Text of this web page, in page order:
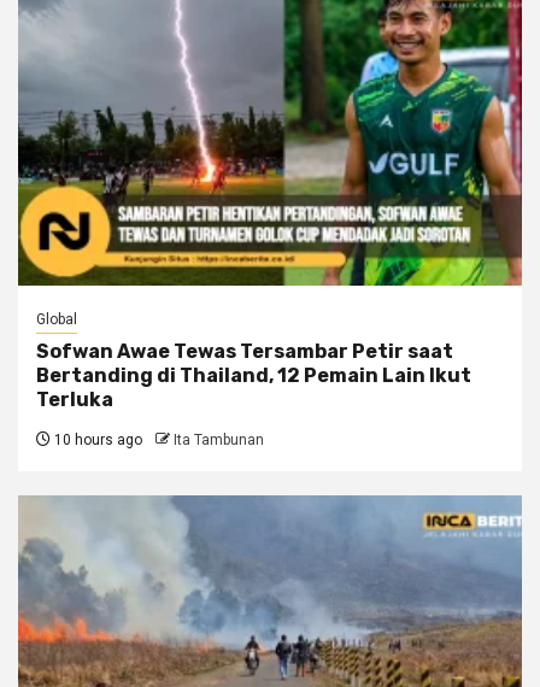
Global
Sofwan Awae Tewas Tersambar Petir saat
Bertanding di Thailand, 12 Pemain Lain Ikut
Terluka
10 hours ago Ita Tambunan